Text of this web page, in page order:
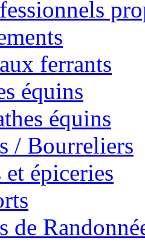
ferrants
équins
équins
/ Bourreliers
épiceries
de